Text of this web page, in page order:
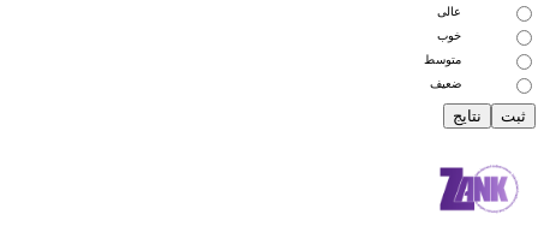
عالی
خوب
متوسط
ضعیف